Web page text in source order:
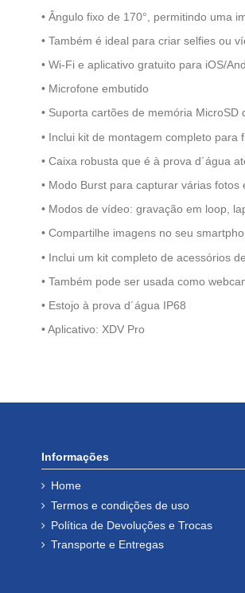
• Ângulo fixo de 170°, permitindo uma
• Também é ideal para criar selfies ou
• Wi-Fi e aplicativo gratuito para iOS/
• Microfone embutido
• Suporta cartões de memória
• Inclui kit de montagem completo para
• Caixa robusta que é à prova d´água
• Modo Burst para capturar várias fotos
• Modos de vídeo: gravação em loop,
• Compartilhe imagens no seu
• Inclui um kit completo de acessórios
• Também pode ser usada como
• Estojo à prova d´água IP68
• Aplicativo: XDV Pro
Informações
Home
Termos e condições de uso
Política de Devoluções e Trocas
Transporte e Entregas